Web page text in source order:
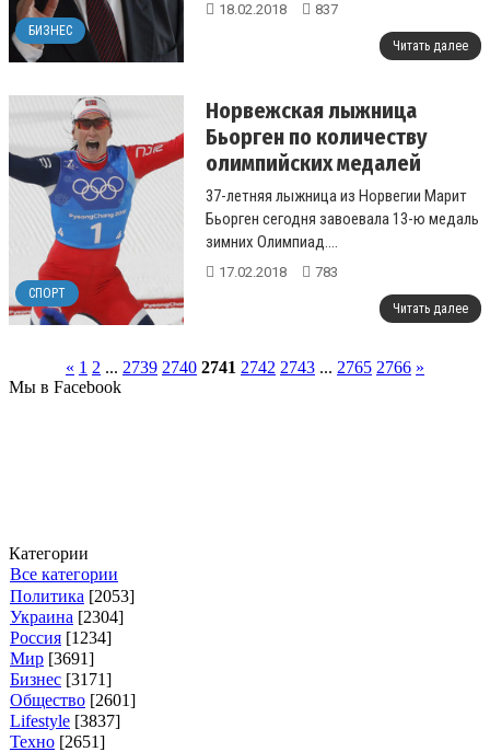
БИЗНЕС
18.02.2018 837
Читать далее
СПОРТ
Норвежская лыжница
Бьорген по количеству
олимпийских медалей
сравнялась с рекордсменом
Бьорндаленом
37-летняя лыжница из Норвегии Марит
Бьорген сегодня завоевала 13-ю медаль
зимних Олимпиад....
17.02.2018 783
Читать далее
« 1 2 ... 2739 2740 2741 2742 2743 ... 2765 2766 »
Мы в Facebook
Категории
Все категории
Политика [2053]
Украина [2304]
Россия [1234]
Мир [3691]
Бизнес [3171]
Общество [2601]
Lifestyle [3837]
Техно [2651]